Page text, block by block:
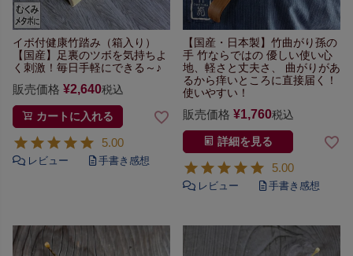
イボ付健康竹踏み（箱入り）
【国産】足裏のツボを気持ちよ
く刺激！ 毎日手軽にできる～♪
販売価格 ¥2,640税込
カートに入れる
5.00
【国産・日本製】竹曲がり孫の
手 竹ならではの 優しい使い心
地、軽さと丈夫さ、
曲がりがあ
るから痒いところに直接届く！
使いやすい！
販売価格 ¥1,760税込
詳細を見る
5.00